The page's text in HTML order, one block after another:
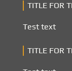
TITLE FOR
Test text
TITLE FOR